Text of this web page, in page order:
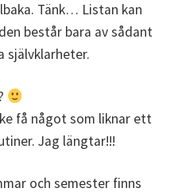
Tänk… Listan kan
består bara av sådant
självklarheter.
få något som liknar ett
Jag längtar!!!
och semester finns